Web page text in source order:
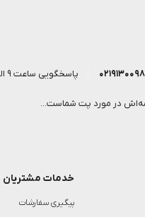
پاسخگویی ساعت 9 الی 18 روز کاری
در مورد پت شماست...
خدمات مشتریان
پیگیری سفارشات